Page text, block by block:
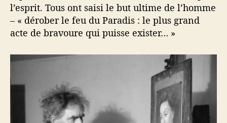
l’esprit. Tous ont saisi le but ultime de l’homme
– « dérober le feu du Paradis : le plus grand
acte de bravoure qui puisse exister… »